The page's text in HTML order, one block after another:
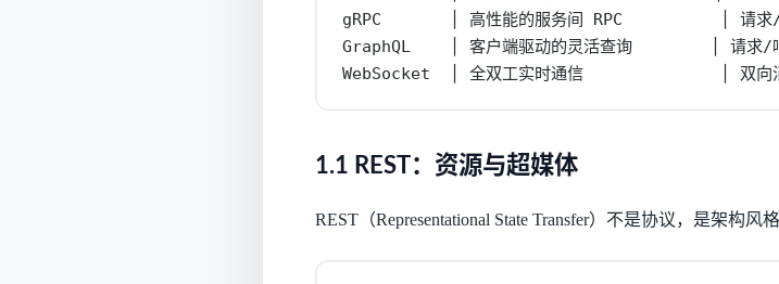
gRPC       │ 高性能的服务间 RPC          │ 请求/
GraphQL    │ 客户端驱动的灵活查询        │ 请求/
WebSocket  │ 全双工实时通信              │ 双向
1.1 REST：资源与超媒体
REST（Representational State Transfer）不是协议，是架构风